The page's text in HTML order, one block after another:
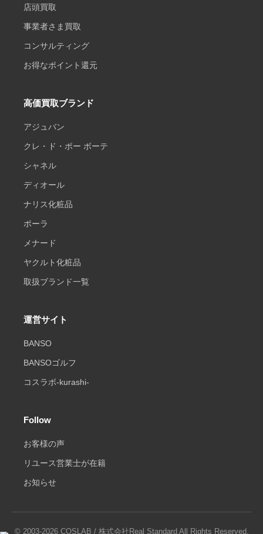
店頭買取
事業者さま買取
コンサルティング
お得なポイント還元
高価買取ブランド
アジュバン
クレ・ド・ポー ボーテ
シャネル
ディオール
ナリス化粧品
ポーラ
メナード
ヤクルト化粧品
取扱ブランド一覧
運営サイト
BANSO
BANSOゴルフ
コスラボ-kurashi-
Follow
お客様の声
リユース営業士が在籍
お知らせ
© 2003-2026 COSLAB / 株式会社Real Standard All Rights Reserved.